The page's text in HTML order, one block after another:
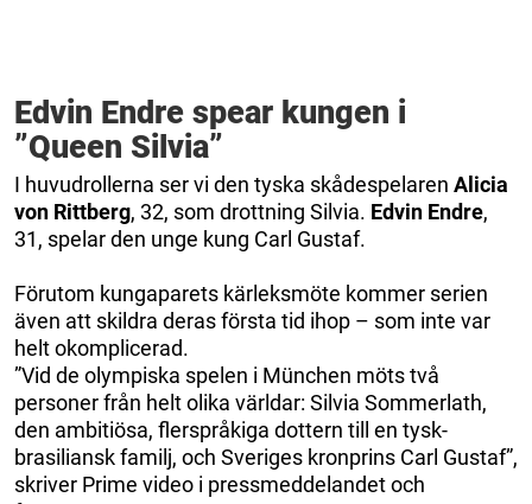
Edvin Endre spear kungen i
”Queen Silvia”
I huvudrollerna ser vi den tyska skådespelaren Alicia
von Rittberg, 32, som drottning Silvia. Edvin Endre,
31, spelar den unge kung Carl Gustaf.
Förutom kungaparets kärleksmöte kommer serien
även att skildra deras första tid ihop – som inte var
helt okomplicerad.
”Vid de olympiska spelen i München möts två
personer från helt olika världar: Silvia Sommerlath,
den ambitiösa, flerspråkiga dottern till en tysk-
brasiliansk familj, och Sveriges kronprins Carl Gustaf”,
skriver Prime video i pressmeddelandet och